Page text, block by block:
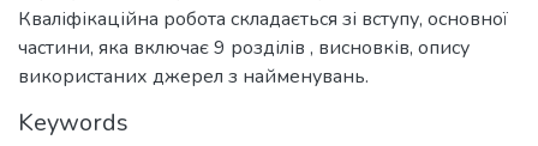
Кваліфікаційна робота складається зі вступу, основної
частини, яка включає 9 розділів , висновків, опису
використаних джерел з найменувань.
Keywords